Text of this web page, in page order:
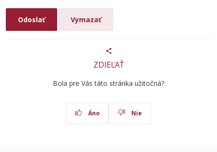
ZDIEĽAŤ
Bola pre Vás táto stránka užitočná?
Áno Nie